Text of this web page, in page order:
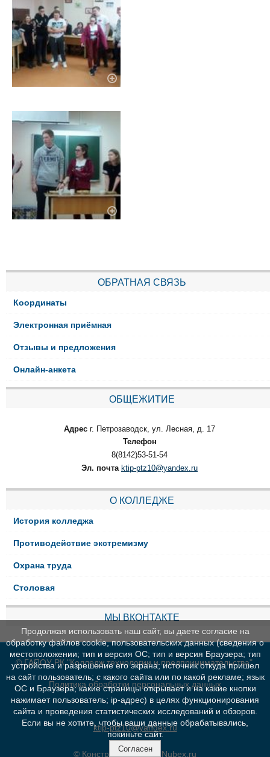
ОБРАТНАЯ СВЯЗЬ
Координаты
Электронная приёмная
Отзывы и предложения
Онлайн-анкета
ОБЩЕЖИТИЕ
Адрес г. Петрозаводск, ул. Лесная, д. 17
Телефон
8(8142)53-51-54
Эл. почта ktip-ptz10@yandex.ru
О КОЛЛЕДЖЕ
История колледжа
Противодействие экстремизму
Охрана труда
Столовая
МЫ ВКОНТАКТЕ
© ГАПОУ РК "Колледж технологии и предпринимательства"
Политика обработки персональных данных
ktip-ptz10@yandex.ru
© Конструктор сайтов Nubex.ru
Продолжая использовать наш сайт, вы даете согласие на
обработку файлов cookie, пользовательских данных (сведения о
местоположении; тип и версия ОС; тип и версия Браузера; тип
устройства и разрешение его экрана; источник откуда пришел
на сайт пользователь; с какого сайта или по какой рекламе; язык
ОС и Браузера; какие страницы открывает и на какие кнопки
нажимает пользователь; ip-адрес) в целях функционирования
сайта и проведения статистических исследований и обзоров.
Если вы не хотите, чтобы ваши данные обрабатывались,
покиньте сайт.
Согласен